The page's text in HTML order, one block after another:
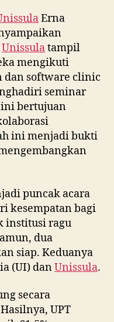
Erna
Unissulatampil
mengikuti
dan software clinic
seminar
ini bertujuan
ini menjadi bukti
puncak acara
kesempatan bagi
institusi ragu
dua
siap. Keduanya
(UI) danUnissula.
secara
UPT